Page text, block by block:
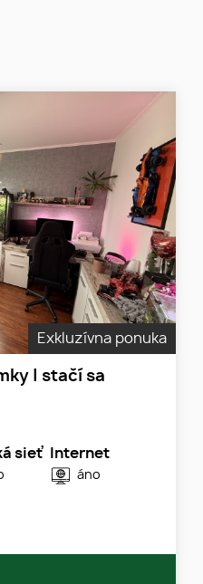
Exkluzívna ponuka
| stačí sa
sieť Internet
áno